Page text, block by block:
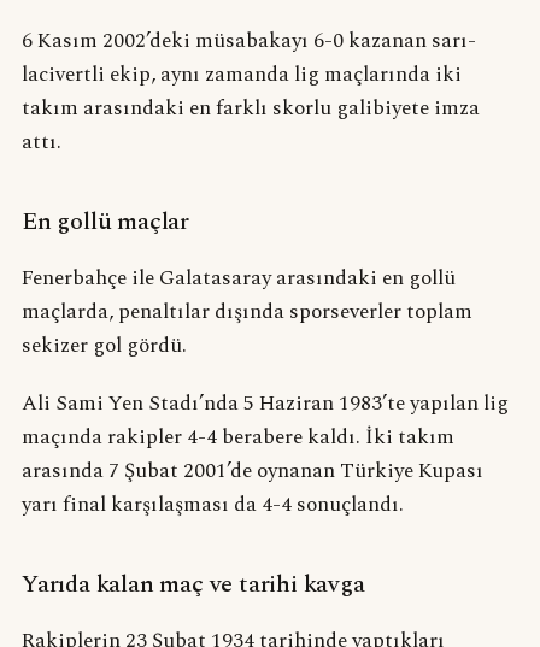
6 Kasım 2002’deki müsabakayı 6-0 kazanan sarı-
lacivertli ekip, aynı zamanda lig maçlarında iki
takım arasındaki en farklı skorlu galibiyete imza
attı.
En gollü maçlar
Fenerbahçe ile Galatasaray arasındaki en gollü
maçlarda, penaltılar dışında sporseverler toplam
sekizer gol gördü.
Ali Sami Yen Stadı’nda 5 Haziran 1983’te yapılan lig
maçında rakipler 4-4 berabere kaldı. İki takım
arasında 7 Şubat 2001’de oynanan Türkiye Kupası
yarı final karşılaşması da 4-4 sonuçlandı.
Yarıda kalan maç ve tarihi kavga